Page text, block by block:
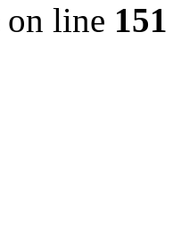
on line 151